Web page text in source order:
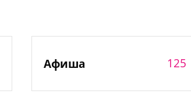
Афиша 125